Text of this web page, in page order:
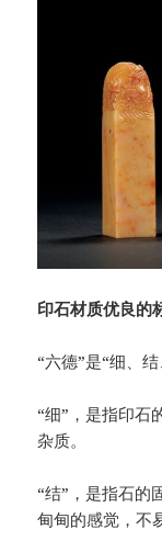
印石材质优良的
“六德”是“细、
“细”，是指印石
杂质。
“结”，是指石的
甸甸的感觉，不